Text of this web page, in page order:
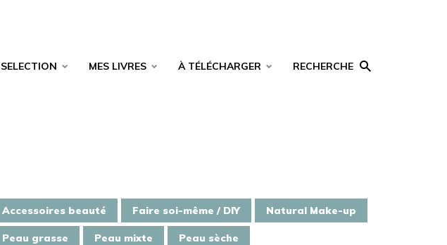
MES LIVRES À TÉLÉCHARGER RECHERCHE
Accessoires beauté Faire soi-même / DIY Natural Make-up
Peau grasse Peau mixte Peau sèche